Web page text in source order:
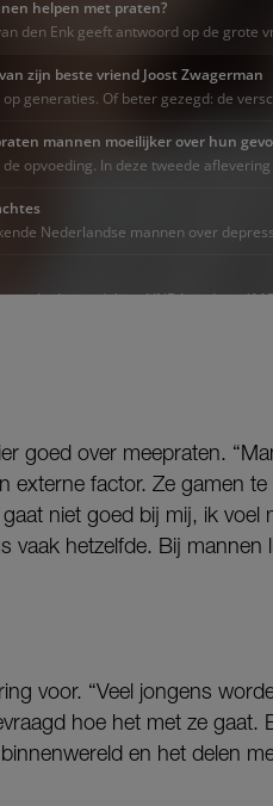
goed over meepraten.
externe factor. Ze gamen
niet goed bij mij, ik voel
vaak hetzelfde. Bij mannen
voor. “Veel jongens
hoe het met ze gaat.
en het delen